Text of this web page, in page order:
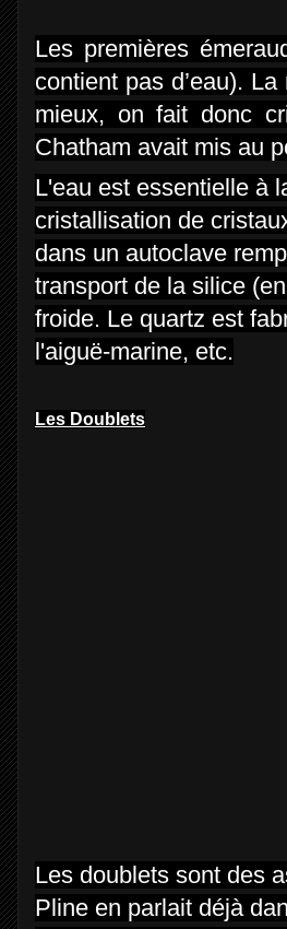
Les premières
contient pas d’eau).
mieux, on fait donc
Chatham avait mis au
L'eau est essentielle à
cristallisation de
dans un autoclave
transport de la silice
froide. Le quartz est
l'aiguë-marine, etc.
Les Doublets
Les doublets sont des
Pline en parlait déjà